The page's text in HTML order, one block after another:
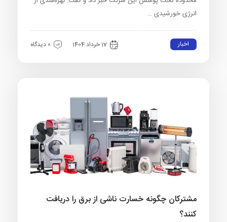
انرژی خورشیدی …
اخبار 17 خرداد 1404 0 دیدگاه
مشترکان چگونه خسارت ناشی از برق را دریافت
کنند؟